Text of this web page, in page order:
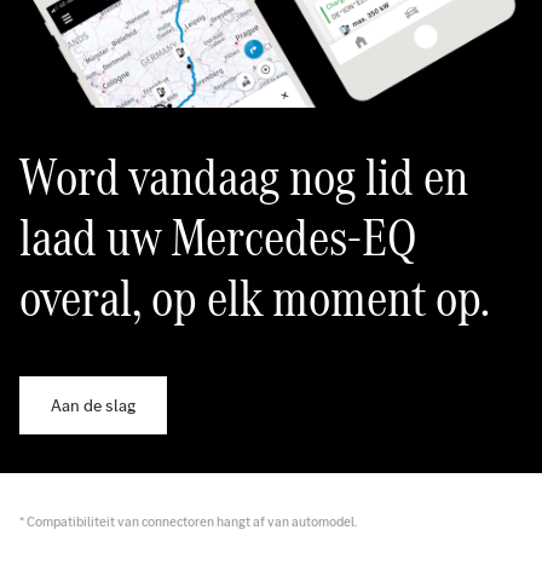
Word vandaag nog lid en
laad uw Mercedes-EQ
overal, op elk moment op.
Aan de slag
* Compatibiliteit van connectoren hangt af van automodel.